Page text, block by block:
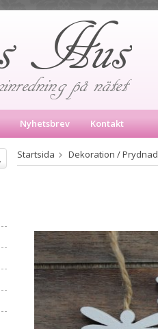
Nyhetsbrev Kontakt
Startsida Dekoration / Prydnad